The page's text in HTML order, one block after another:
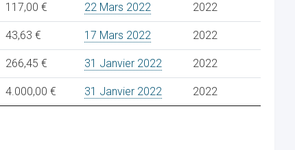
117,00 € 22 Mars 2022 2022
43,63 € 17 Mars 2022 2022
266,45 € 31 Janvier 2022 2022
4.000,00 € 31 Janvier 2022 2022